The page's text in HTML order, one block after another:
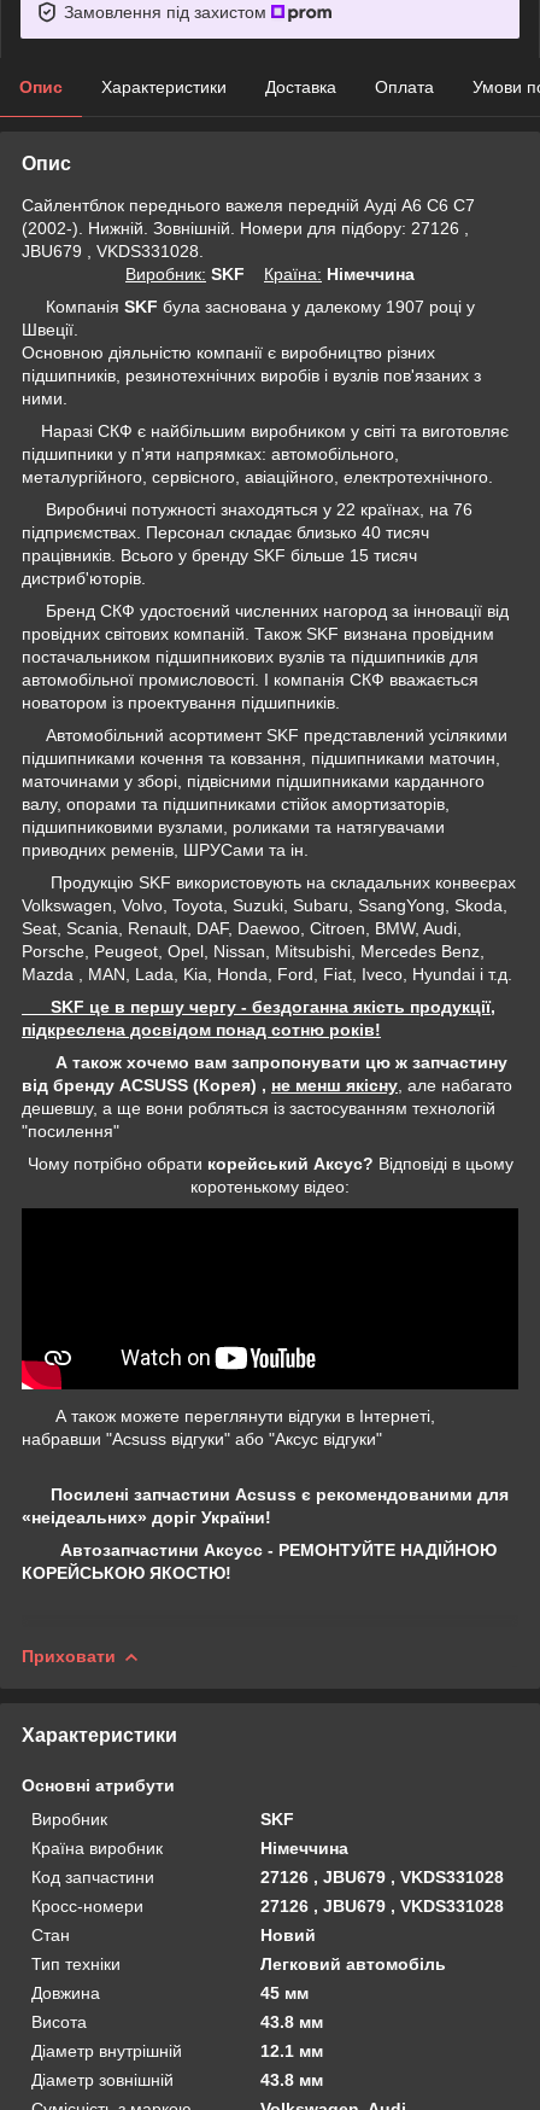
Замовлення під захистом
Опис Характеристики Доставка Оплата Умови
Опис
Сайлентблок переднього важеля передній Ауді А6 С6 С7
(2002-). Нижній. Зовнішній. Номери для підбору: 27126 ,
JBU679 , VKDS331028.
Виробник: SKF Крaїна: Німеччина
Компанія SKF була заснована у далекому 1907 році у
Швеції.
Основною діяльністю компанії є виробництво різних
підшипників, резинотехнічних виробів і вузлів пов'язаних з
ними.
Наразі СКФ є найбільшим виробником у світі та виготовляє
підшипники у п'яти напрямках: автомобільного,
металургійного, сервісного, авіаційного, електротехнічного.
Виробничі потужності знаходяться у 22 країнах, на 76
підприємствах. Персонал складає близько 40 тисяч
працівників. Всього у бренду SKF більше 15 тисяч
дистриб'юторів.
Бренд СКФ удостоєний численних нагород за інновації від
провідних світових компаній. Також SKF визнана провідним
постачальником підшипникових вузлів та підшипників для
автомобільної промисловості. І компанія СКФ вважається
новатором із проектування підшипників.
Автомобільний асортимент SKF представлений усілякими
підшипниками кочення та ковзання, підшипниками маточин,
маточинами у зборі, підвісними підшипниками карданного
валу, опорами та підшипниками стійок амортизаторів,
підшипниковими вузлами, роликами та натягувачами
приводних ременів, ШРУСами та ін.
Продукцію SKF використовують на складальних конвеєрах
Volkswagen, Volvo, Toyota, Suzuki, Subaru, SsangYong, Skoda,
Seat, Scania, Renault, DAF, Daewoo, Citroen, BMW, Audi,
Porsche, Peugeot, Opel, Nissan, Mitsubishi, Mercedes Benz,
Mazda , MAN, Lada, Kia, Honda, Ford, Fiat, Iveco, Hyundai і т.д.
SKF це в першу чергу - бездоганна якість продукції,
підкреслена досвідом понад сотню років!
А також хочемо вам запропонувати цю ж запчастину
від бренду ACSUSS (Корея) , не менш якісну , але набагато
дешевшу, а ще вони робляться із застосуванням технологій
"посилення"
Чому потрібно обрати корейський Аксус? Відповіді в цьому
коротенькому відео:
А також можете переглянути відгуки в Інтернеті,
набравши "Acsuss відгуки" або "Аксус відгуки"
Посилені запчастини Acsuss є рекомендованими для
«неідеальних» доріг України!
Автозапчастини Аксусс - РЕМОНТУЙТЕ НАДІЙНОЮ
КОРЕЙСЬКОЮ ЯКОСТЮ!
Приховати
Характеристики
Основні атрибути
Виробник
SKF
Країна виробник
Німеччина
Код запчастини
27126 , JBU679 , VKDS331028
Кросс-номери
27126 , JBU679 , VKDS331028
Стан
Новий
Тип техніки
Легковий автомобіль
Довжина
45 мм
Висота
43.8 мм
Діаметр внутрішній
12.1 мм
Діаметр зовнішній
43.8 мм